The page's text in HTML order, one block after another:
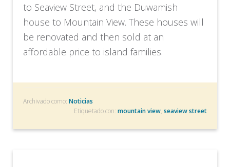
to Seaview Street, and the Duwamish
house to Mountain View. These houses will
be renovated and then sold at an
affordable price to island families.
Archivado como:Noticias
Etiquetado con: mountain view, seaview street